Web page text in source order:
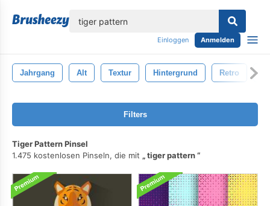
Einloggen Anmelden
Jahrgang Alt Textur Hintergrund Retro
Filters
Tiger Pattern Pinsel
1.475 kostenlosen Pinseln, die mit
tiger pattern